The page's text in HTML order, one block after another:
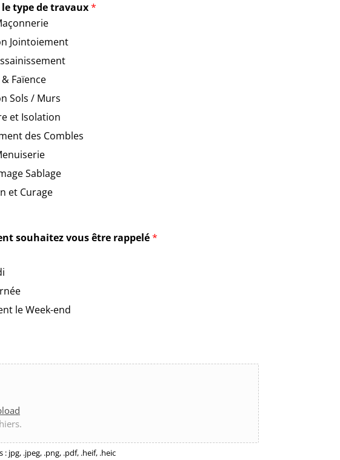
type de travaux*
Jointoiement
Faïence
Sols / Murs
et Isolation
des Combles
Sablage
et Curage
souhaitez vous être rappelé*
le Week-end
jpg, .jpeg, .png, .pdf, .heif, .heic